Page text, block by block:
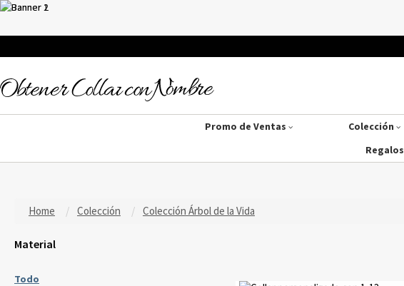
Promo de Ventas Colección
Regalos
Home Colección Colección Árbol de la Vida
Material
Todo